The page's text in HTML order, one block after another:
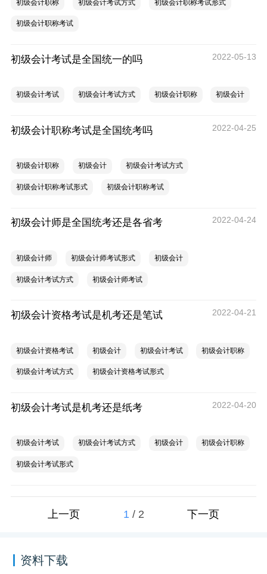
初级会计职称 初级会计考试方式 初级会计职称考试形式
初级会计职称考试
初级会计考试是全国统一的吗 2022-05-13
初级会计考试 初级会计考试方式 初级会计职称 初级会计
初级会计职称考试是全国统考吗 2022-04-25
初级会计职称 初级会计 初级会计考试方式
初级会计职称考试形式 初级会计职称考试
初级会计师是全国统考还是各省考 2022-04-24
初级会计师 初级会计师考试形式 初级会计
初级会计考试方式 初级会计师考试
初级会计资格考试是机考还是笔试 2022-04-21
初级会计资格考试 初级会计 初级会计考试 初级会计职称
初级会计考试方式 初级会计资格考试形式
初级会计考试是机考还是纸考 2022-04-20
初级会计考试 初级会计考试方式 初级会计 初级会计职称
初级会计考试形式
上一页 1 / 2 下一页
资料下载